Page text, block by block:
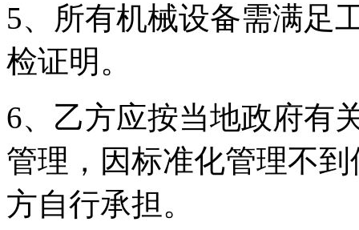
5、所有机械设备需满足
检证明。
6、乙方应按当地政府有
管理，因标准化管理不
方自行承担。